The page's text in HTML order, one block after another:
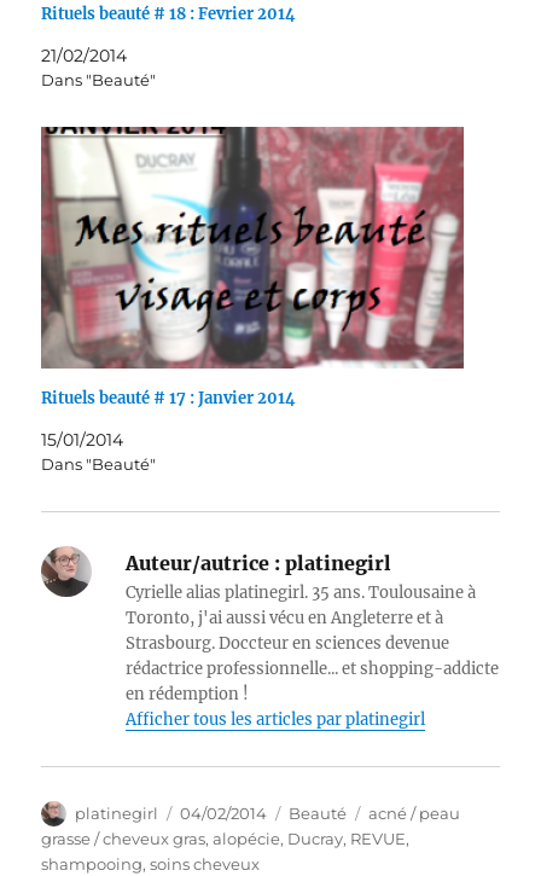
Rituels beauté # 18 : Fevrier 2014
21/02/2014
Dans "Beauté"
Rituels beauté # 17 : Janvier 2014
15/01/2014
Dans "Beauté"
Auteur/autrice : platinegirl
Cyrielle alias platinegirl. 35 ans. Toulousaine à
Toronto, j'ai aussi vécu en Angleterre et à
Strasbourg. Doccteur en sciences devenue
rédactrice professionnelle... et shopping-addicte
en rédemption !
Afficher tous les articles par platinegirl
Auteur
platinegirl
Publié
le
04/02/2014 Catégories
Beauté Étiquettes
acné / peau
grasse / cheveux gras,alopécie, Ducray, REVUE,
shampooing,soins cheveux